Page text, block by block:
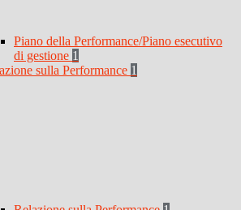
Piano della Performance/Piano esecutivo
di gestione 1
sulla Performance 1